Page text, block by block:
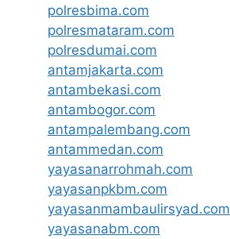
polresbima.com
polresmataram.com
polresdumai.com
antamjakarta.com
antambekasi.com
antambogor.com
antampalembang.com
antammedan.com
yayasanarrohmah.com
yayasanpkbm.com
yayasanmambaulirsyad.com
yayasanabm.com